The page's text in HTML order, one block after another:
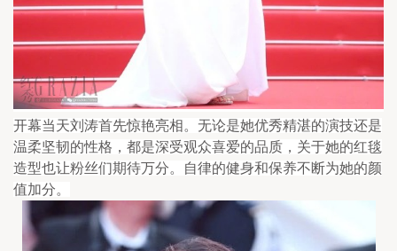
开幕当天刘涛首先惊艳亮相。无论是她优秀精湛的演技还是
温柔坚韧的性格，都是深受观众喜爱的品质，关于她的红毯
造型也让粉丝们期待万分。自律的健身和保养不断为她的颜
值加分。